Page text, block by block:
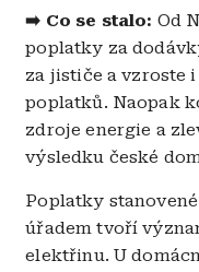
➡️ Co se stalo: Od
poplatky za
za jističe a vzroste
poplatků. Naopak
zdroje energie a
výsledku české
Poplatky
úřadem tvoří
elektřinu. U